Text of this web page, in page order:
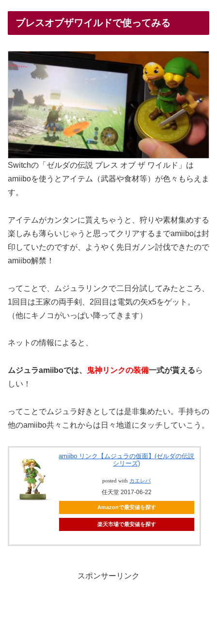
ブレスオブザワイルドで使ってみる
Switchの「ゼルダの伝説 ブレス オブ ザ ワイルド」は
amiiboを使うとアイテム（武器や食材等）が色々もらえま
す。
アイテムがカンタンに貰えちゃうと、狩りや素材集めする
楽しみも薄らいじゃうと思ってクリアするまでamiiboは封
印していたのですが、ようやく先日ガノン討伐できたので
amiibo解禁！
ってことで、ムジュラリンクで二日分試してみたところ、
1回目は王家の両手剣、2回目は電気の矢x5をゲット。
（他にキノコがいっぱい降ってきます）
ネットの情報によると、
ムジュラamiiboでは、 鬼神リンクの装備一式が貰えるら
しい！
ってことでムジュラ好きとしては是非集めたい。手持ちの
他のamiibo共々これからは日々地道にタッチしていこう。
amiibo リンク【ムジュラの仮面】(ゼルダの伝説
シリーズ)
posted with カエレバ
任天堂 2017-06-22
Amazonで最安値を探す
楽天市場で最安値を探す
スポンサーリンク